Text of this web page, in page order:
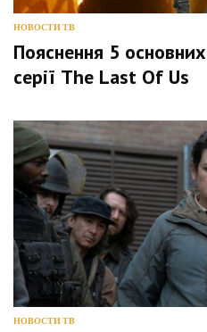
НОВОСТИ ТВ
Пояснення 5
серії The Last Of Us
НОВОСТИ ТВ